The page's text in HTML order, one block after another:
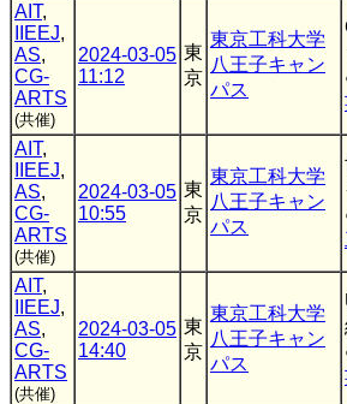
AIT,
IIEEJ,
AS,
CG-
ARTS
(共催)
2024-03-05
11:12
東
京
東京工科大学
八王子キャン
パス
AIT,
IIEEJ,
AS,
CG-
ARTS
(共催)
2024-03-05
10:55
東
京
東京工科大学
八王子キャン
パス
AIT,
IIEEJ,
AS,
CG-
ARTS
(共催)
2024-03-05
14:40
東
京
東京工科大学
八王子キャン
パス